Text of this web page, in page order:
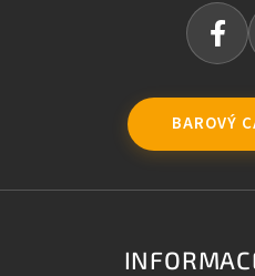
BAROVÝ